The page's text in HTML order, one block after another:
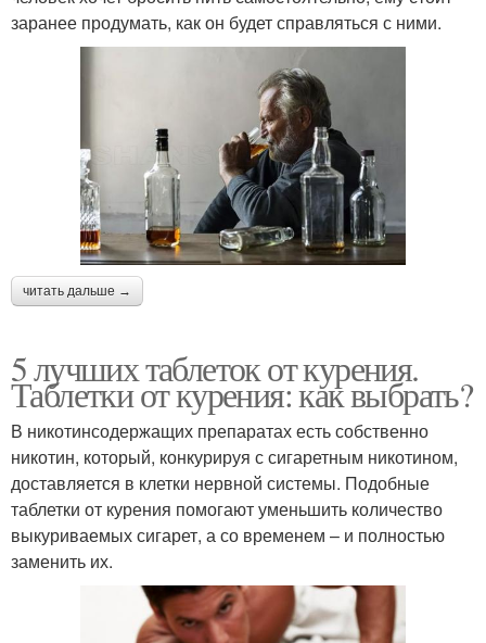
заранее продумать, как он будет справляться с ними.
читать дальше →
5 лучших таблеток от курения.
Таблетки от курения: как выбрать?
В никотинсодержащих препаратах есть собственно
никотин, который, конкурируя с сигаретным никотином,
доставляется в клетки нервной системы. Подобные
таблетки от курения помогают уменьшить количество
выкуриваемых сигарет, а со временем – и полностью
заменить их.